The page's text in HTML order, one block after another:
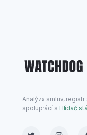
Analýza smluv, registr
spoluprácí s Hlídač